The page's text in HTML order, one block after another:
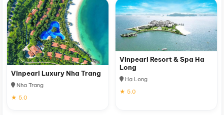
Vinpearl Luxury Nha Trang
Nha Trang
★ 5.0
Vinpearl Resort & Spa Ha
Long
Hạ Long
★ 5.0